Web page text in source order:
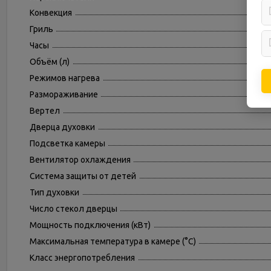
Конвекция
Гриль
Часы
Объём (л)
Режимов нагрева
Размораживание
Вертел
Дверца духовки
Подсветка камеры
Вентилятор охлаждения
Система защиты от детей
Тип духовки
Число стекол дверцы
Мощность подключения (кВт)
Максимальная температура в камере (°С)
Класс энергопотребления